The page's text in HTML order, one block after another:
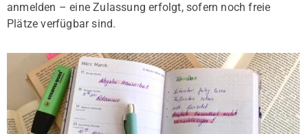
anmelden – eine Zulassung erfolgt, sofern noch freie
Plätze verfügbar sind.